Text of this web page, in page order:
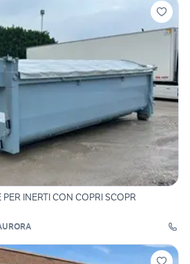
INERTI CON COPRI SCOPR